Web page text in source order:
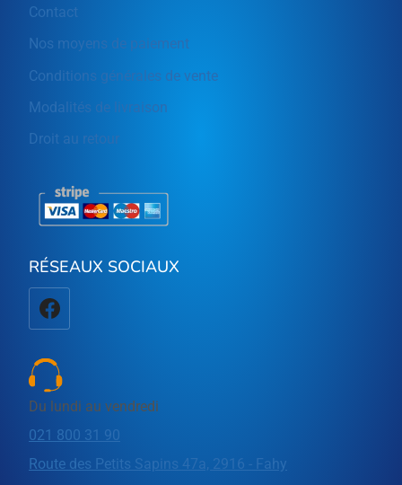
Contact
Nos moyens de paiement
Conditions générales de vente
Modalités de livraison
Droit au retour
RÉSEAUX SOCIAUX
Du lundi au vendredi
021 800 31 90
Route des Petits Sapins 47a, 2916 - Fahy